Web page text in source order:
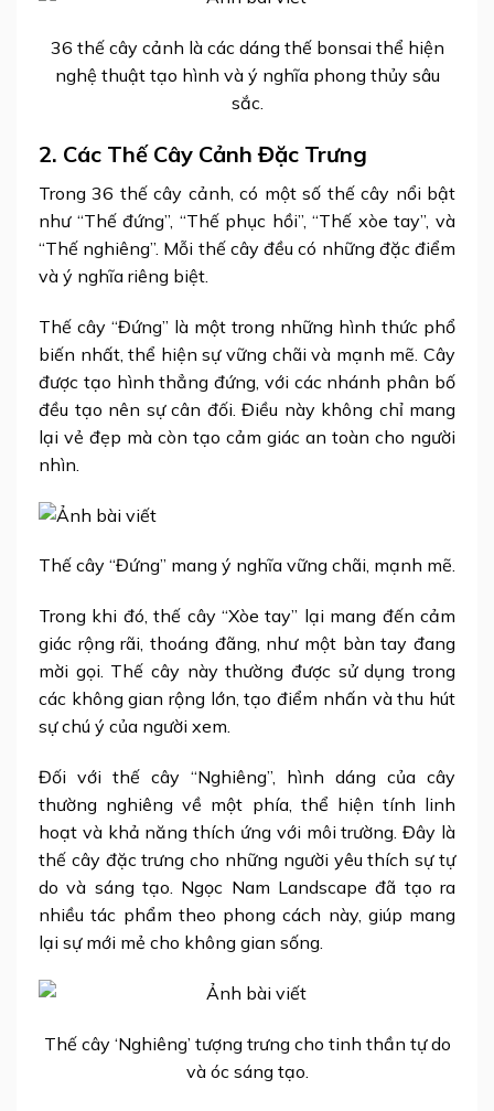
36 thế cây cảnh là các dáng thế bonsai thể hiện
nghệ thuật tạo hình và ý nghĩa phong thủy sâu
sắc.
2. Các Thế Cây Cảnh Đặc Trưng
Trong 36 thế cây cảnh, có một số thế cây nổi bật
như “Thế đứng”, “Thế phục hồi”, “Thế xòe tay”, và
“Thế nghiêng”. Mỗi thế cây đều có những đặc điểm
và ý nghĩa riêng biệt.
Thế cây “Đứng” là một trong những hình thức phổ
biến nhất, thể hiện sự vững chãi và mạnh mẽ. Cây
được tạo hình thẳng đứng, với các nhánh phân bố
đều tạo nên sự cân đối. Điều này không chỉ mang
lại vẻ đẹp mà còn tạo cảm giác an toàn cho người
nhìn.
Thế cây “Đứng” mang ý nghĩa vững chãi, mạnh mẽ.
Trong khi đó, thế cây “Xòe tay” lại mang đến cảm
giác rộng rãi, thoáng đãng, như một bàn tay đang
mời gọi. Thế cây này thường được sử dụng trong
các không gian rộng lớn, tạo điểm nhấn và thu hút
sự chú ý của người xem.
Đối với thế cây “Nghiêng”, hình dáng của cây
thường nghiêng về một phía, thể hiện tính linh
hoạt và khả năng thích ứng với môi trường. Đây là
thế cây đặc trưng cho những người yêu thích sự tự
do và sáng tạo. Ngọc Nam Landscape đã tạo ra
nhiều tác phẩm theo phong cách này, giúp mang
lại sự mới mẻ cho không gian sống.
Thế cây ‘Nghiêng’ tượng trưng cho tinh thần tự do
và óc sáng tạo.